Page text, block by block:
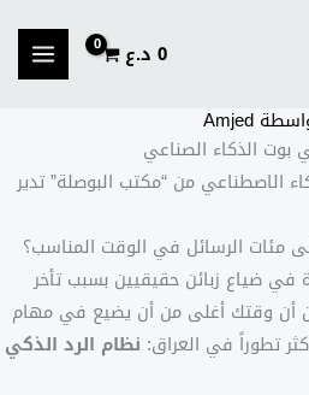
0 د.ع
Amjed
بوت الذكاء الصناعي
الاصطناعي من “مكتب البوصلة” تدير
مئات الرسائل في الوقت المناسب؟
في ضياع زبائن حقيقيين بسبب تأخر
أن وقتك أغلى من أن يضيع في مهام
تطوراً في العراق: نظام الرد الذكي